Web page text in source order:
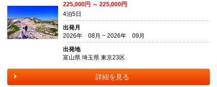
225,000円 ～ 225,000円
4泊5日
出発月
2026年 08月 ~ 2026年 09月
出発地
富山県 埼玉県 東京23区
詳細を見る